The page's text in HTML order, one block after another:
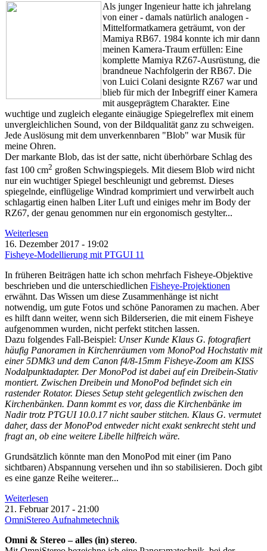
Als junger Ingenieur hatte ich jahrelang
von einer - damals natürlich analogen -
Mittelformatkamera geträumt, von der
Mamiya RB67. 1984 konnte ich mir dann
meinen Kamera-Traum erfüllen: Eine
komplette Mamiya RZ67-Ausrüstung, die
brandneue Nachfolgerin der RB67. Die
von Luici Colani designte RZ67 war und
blieb für mich der Inbegriff einer Kamera
mit ausgeprägtem Charakter. Eine
wuchtige und zugleich elegante einäugige Spiegelreflex mit einem
unvergleichlichen Sound, von der Bildqualität ganz zu schweigen.
Jede Auslösung mit dem unverkennbaren "Blob" war Musik für
meine Ohren.
Der markante Blob, das ist der satte, nicht überhörbare Schlag des
fast 100 cm2 großen Schwingspiegels. Mit diesem Blob wird nicht
nur ein wuchtiger Spiegel beschleunigt und gebremst. Dieses
spiegelnde, einflügelige Windrad komprimiert und verwirbelt auch
schlagartig einen halben Liter Luft und einiges mehr im Body der
RZ67, der genau genommen nur ein ergonomisch gestylter...
Weiterlesen
16. Dezember 2017 - 19:02
Fisheye-Modellierung mit PTGUI 11
In früheren Beiträgen hatte ich schon mehrfach Fisheye-Objektive
beschrieben und die unterschiedlichen Fisheye-Projektionen
erwähnt. Das Wissen um diese Zusammenhänge ist nicht
notwendig, um gute Fotos und schöne Panoramen zu machen. Aber
es hilft dann weiter, wenn sich Bilderserien, die mit einem Fisheye
aufgenommen wurden, nicht perfekt stitchen lassen.
Dazu folgendes Fall-Beispiel: Unser Kunde Klaus G. fotografiert
häufig Panoramen in Kirchenräumen vom MonoPod Hochstativ mit
einer 5DMk3 und dem Canon f4/8-15mm Fisheye-Zoom am KISS
Nodalpunktadapter. Der MonoPod ist dabei auf ein Dreibein-Stativ
montiert. Zwischen Dreibein und MonoPod befindet sich ein
rastender Rotator. Dieses Setup steht gelegentlich zwischen den
Kirchenbänken. Dann kommt es vor, dass die Kirchenbänke im
Nadir trotz PTGUI 10.0.17 nicht sauber stitchen. Klaus G. vermutet
daher, dass der MonoPod entweder nicht exakt senkrecht steht und
fragt an, ob eine weitere Libelle hilfreich wäre.
Grundsätzlich könnte man den MonoPod mit einer (im Pano
sichtbaren) Abspannung versehen und ihn so stabilisieren. Doch gibt
es eine ganze Reihe weiterer...
Weiterlesen
21. Februar 2017 - 21:00
OmniStereo Aufnahmetechnik
Omni & Stereo – alles (in) stereo.